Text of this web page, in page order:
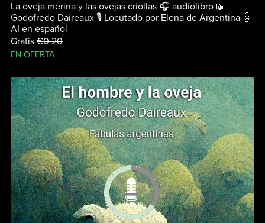
La oveja merina y las ovejas criollas 🎧 audiolibro 📖
Godofredo Daireaux 🎙 Locutado por Elena de Argentina 🤖
AI en español
Gratis €0.20
EN OFERTA